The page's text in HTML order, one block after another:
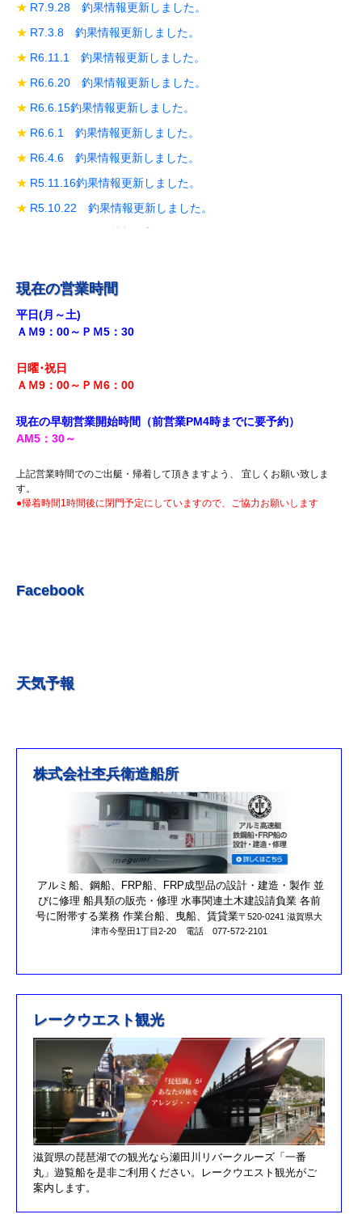
R7.9.28 釣果情報更新しました。
R7.3.8 釣果情報更新しました。
R6.11.1 釣果情報更新しました。
R6.6.20 釣果情報更新しました。
R6.6.15釣果情報更新しました。
R6.6.1 釣果情報更新しました。
R6.4.6 釣果情報更新しました。
R5.11.16釣果情報更新しました。
R5.10.22 釣果情報更新しました。
R5.9.28 釣果情報更新しました。
R5.9.18釣果情報更新しました。
R5.8.12 釣果情報更新しました。
R5.7.29 釣果情報更新しました。
R5.7.27 釣果情報更新しました。
R5.7.16 釣果情報更新しました。
R5.7.3 釣果情報更新しました。
R5.5.20 釣果情報更新しました。
R5.3.25釣果情報更新しました。
R3/4/11釣果情報更新しました
R3/2/27果情報更新しました
R2/8/29果情報更新しました
営業時間を更新しました。
第17回オーナーズカップを更新しました。
R元/10/25クラブハウスのリニューアルが完了しました。
R元/8/25果情報更新しました
H30/11/7釣果情報更新しました
H30/9/30臨時休業のお知らせ！！
H30/9/24釣果情報更新しました
H30/7/21釣果情報更新しました
H30/4/21釣果情報更新しました
H30/3/3釣果情報更新しました
H30/2/17釣果情報更新しました
H30/2/8釣果情報更新しました
H29/12/10オーナズカップ更新しました
現在の営業時間
平日(月～土)
ＡＭ9：00～ＰＭ5：30
日曜･祝日
ＡＭ9：00～ＰＭ6 ：00
現在の早朝営業開始時間（前営業PM4時までに要予約）
AM5 ：30～
上記営業時間でのご出艇・帰着して頂きますよう、 宜しくお願い致しま
す。
●帰着時間1時間後に閉門予定にしていますので、ご協力お願いします
Facebook
天気予報
株式会社杢兵衛造船所
アルミ船、鋼船、FRP船、FRP成型品の設計・建造・製作 並
びに修理 船具類の販売・修理 水事関連土木建設請負業 各前
号に附帯する業務 作業台船、曳船、賃貸業〒520-0241 滋賀県大
津市今堅田1丁目2-20
電話 077-572-2101
レークウエスト観光
滋賀県の琵琶湖での観光なら瀬田川リバークルーズ「一番
丸」遊覧船を是非ご利用ください。レークウエスト観光がご
案内します。